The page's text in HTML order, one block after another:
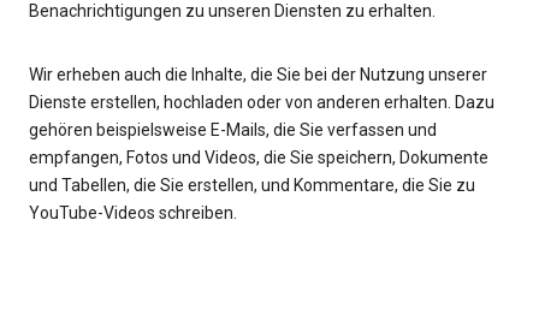
Benachrichtigungen zu unseren Diensten zu erhalten.
Wir erheben auch die Inhalte, die Sie bei der Nutzung unserer
Dienste erstellen, hochladen oder von anderen erhalten. Dazu
gehören beispielsweise E-Mails, die Sie verfassen und
empfangen, Fotos und Videos, die Sie speichern, Dokumente
und Tabellen, die Sie erstellen, und Kommentare, die Sie zu
YouTube-Videos schreiben.